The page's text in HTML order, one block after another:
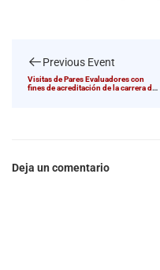
Previous Event
Visitas de Pares Evaluadores con
fines de acreditación de la carrera de
Deja un comentario